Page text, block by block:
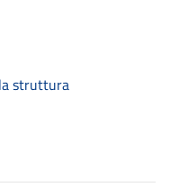
struttura